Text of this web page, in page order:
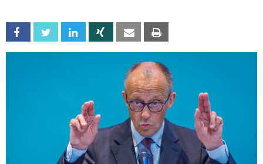
Facebook Twitter Linkedin Xing Email